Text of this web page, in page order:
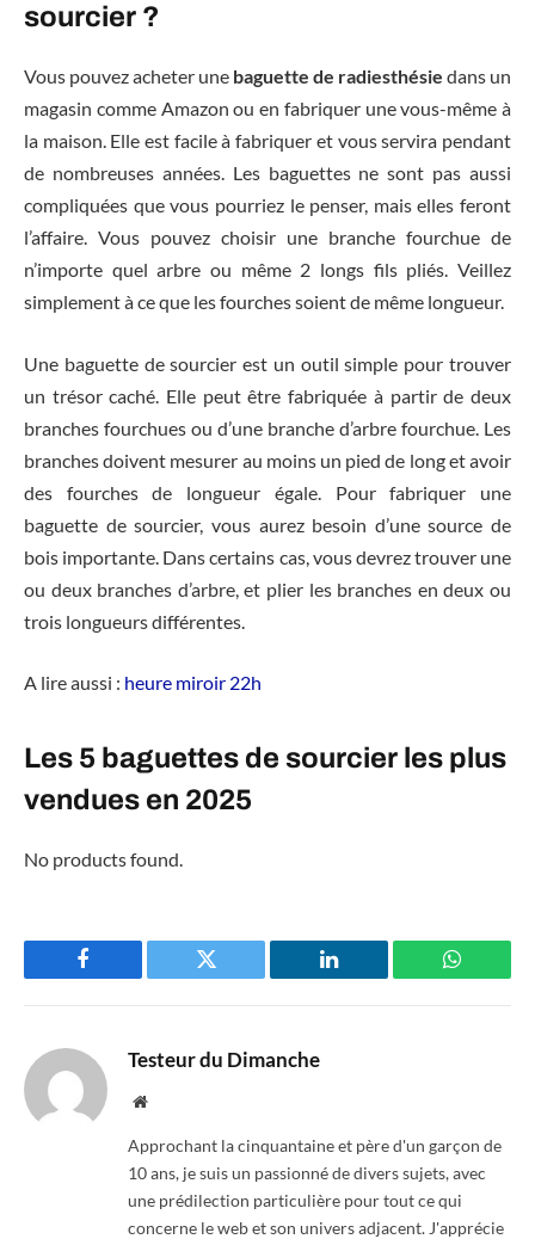
sourcier ?
Vous pouvez acheter une baguette de radiesthésie dans un
magasin comme Amazon ou en fabriquer une vous-même à
la maison. Elle est facile à fabriquer et vous servira pendant
de nombreuses années. Les baguettes ne sont pas aussi
compliquées que vous pourriez le penser, mais elles feront
l’affaire. Vous pouvez choisir une branche fourchue de
n’importe quel arbre ou même 2 longs fils pliés. Veillez
simplement à ce que les fourches soient de même longueur.
Une baguette de sourcier est un outil simple pour trouver
un trésor caché. Elle peut être fabriquée à partir de deux
branches fourchues ou d’une branche d’arbre fourchue. Les
branches doivent mesurer au moins un pied de long et avoir
des fourches de longueur égale. Pour fabriquer une
baguette de sourcier, vous aurez besoin d’une source de
bois importante. Dans certains cas, vous devrez trouver une
ou deux branches d’arbre, et plier les branches en deux ou
trois longueurs différentes.
A lire aussi : heure miroir 22h
Les 5 baguettes de sourcier les plus
vendues en 2025
No products found.
Facebook Twitter LinkedIn
Testeur du Dimanche
Website
Approchant la cinquantaine et père d'un garçon de
10 ans, je suis un passionné de divers sujets, avec
une prédilection particulière pour tout ce qui
concerne le web et son univers adjacent. J'apprécie